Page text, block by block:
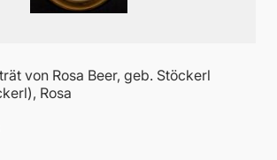
von Rosa Beer, geb. Stöckerl
Rosa